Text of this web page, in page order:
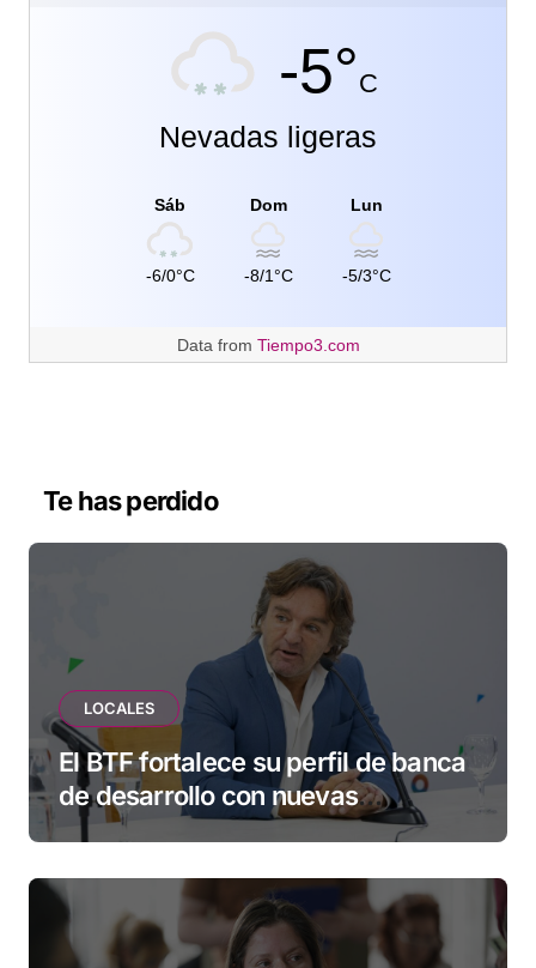
-5°C
Nevadas ligeras
Sáb
-6/0°C
Dom
-8/1°C
Lun
-5/3°C
Data from Tiempo3.com
Te has perdido
LOCALES
El BTF fortalece su perfil de banca
de desarrollo con nuevas
herramientas para familias y